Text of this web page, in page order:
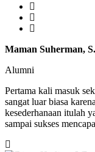
Maman Suherman,
Alumni
Pertama kali masuk
sangat luar biasa
kesederhanaan itulah
sampai sukses